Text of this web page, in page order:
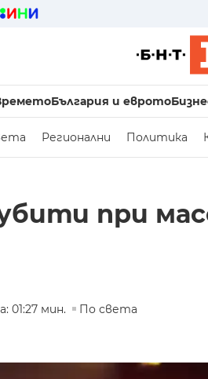
България и еврото
Регионални Политика
при
01:27 мин. По света